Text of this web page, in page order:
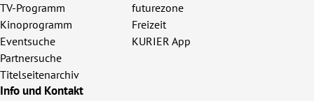
TV-Programm
Kinoprogramm
Eventsuche
Partnersuche
Titelseitenarchiv
futurezone
Freizeit
KURIER App
Info und Kontakt